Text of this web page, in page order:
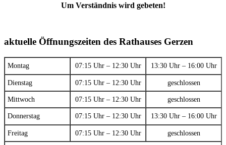
Um Verständnis wird gebeten!
aktuelle Öffnungszeiten des Rathauses Gerzen
Montag 07:15 Uhr – 12:30 Uhr 13:30 Uhr – 16:00 Uhr
Dienstag 07:15 Uhr – 12:30 Uhr geschlossen
Mittwoch 07:15 Uhr – 12:30 Uhr geschlossen
Donnerstag 07:15 Uhr – 12:30 Uhr 13:30 Uhr – 16:00 Uhr
Freitag 07:15 Uhr – 12:30 Uhr geschlossen